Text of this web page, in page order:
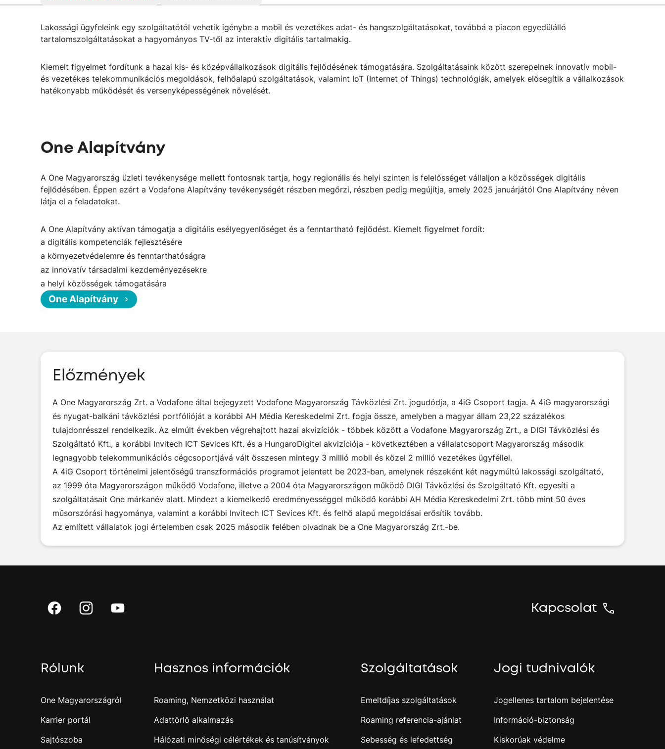
Lakossági ügyfeleink egy szolgáltatótól vehetik igénybe a mobil és vezetékes adat- és hangszolgáltatásokat, továbbá a piacon egyedülálló
tartalomszolgáltatásokat a hagyományos TV-től az interaktív digitális tartalmakig.
Kiemelt figyelmet fordítunk a hazai kis- és középvállalkozások digitális fejlődésének támogatására. Szolgáltatásaink között szerepelnek innovatív mobil-
és vezetékes telekommunikációs megoldások, felhőalapú szolgáltatások, valamint IoT (Internet of Things) technológiák, amelyek elősegítik a vállalkozások
hatékonyabb működését és versenyképességének növelését.
One Alapítvány
A One Magyarország üzleti tevékenysége mellett fontosnak tartja, hogy regionális és helyi szinten is felelősséget vállaljon a közösségek digitális
fejlődésében. Éppen ezért a Vodafone Alapítvány tevékenységét részben megőrzi, részben pedig megújítja, amely 2025 januárjától One Alapítvány néven
látja el a feladatokat.
A One Alapítvány aktívan támogatja a digitális esélyegyenlőséget és a fenntartható fejlődést. Kiemelt figyelmet fordít:
a digitális kompetenciák fejlesztésére
a környezetvédelemre és fenntarthatóságra
az innovatív társadalmi kezdeményezésekre
a helyi közösségek támogatására
One Alapítvány
Előzmények
A One Magyarország Zrt. a Vodafone által bejegyzett Vodafone Magyarország Távközlési Zrt. jogudódja, a 4iG Csoport tagja. A 4iG magyarországi
és nyugat-balkáni távközlési portfólióját a korábbi AH Média Kereskedelmi Zrt. fogja össze, amelyben a magyar állam 23,22 százalékos
tulajdonrésszel rendelkezik. Az elmúlt években végrehajtott hazai akvizíciók - többek között a Vodafone Magyarország Zrt., a DIGI Távközlési és
Szolgáltató Kft., a korábbi Invitech ICT Sevices Kft. és a HungaroDigitel akvizíciója - következtében a vállalatcsoport Magyarország második
legnagyobb telekommunikációs cégcsoportjává vált összesen mintegy 3 millió mobil és közel 2 millió vezetékes ügyféllel.
A 4iG Csoport történelmi jelentőségű transzformációs programot jelentett be 2023-ban, amelynek részeként két nagymúltú lakossági szolgáltató,
az 1999 óta Magyarországon működő Vodafone, illetve a 2004 óta Magyarországon működő DIGI Távközlési és Szolgáltató Kft. egyesíti a
szolgáltatásait One márkanév alatt. Mindezt a kiemelkedő eredményességgel működő korábbi AH Média Kereskedelmi Zrt. több mint 50 éves
műsorszórási hagyománya, valamint a korábbi Invitech ICT Sevices Kft. és felhő alapú megoldásai erősítik tovább.
Az említett vállalatok jogi értelemben csak 2025 második felében olvadnak be a One Magyarország Zrt.-be.
Kapcsolat
Rólunk
One Magyarországról
Karrier portál
Sajtószoba
Hasznos információk
Roaming, Nemzetközi használat
Adattörlő alkalmazás
Hálózati minőségi célértékek és tanúsítványok
Szolgáltatások
Emeltdíjas szolgáltatások
Roaming referencia-ajánlat
Sebesség és lefedettség
Jogi tudnivalók
Jogellenes tartalom bejelentése
Információ-biztonság
Kiskorúak védelme